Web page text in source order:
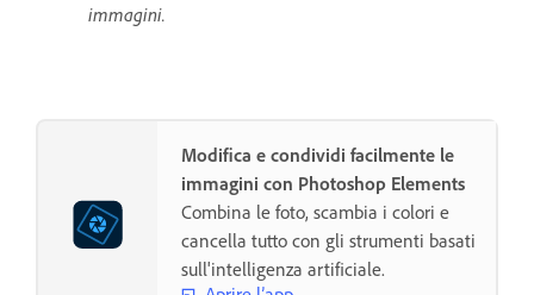
immagini.
Modifica e condividi facilmente le
immagini con Photoshop Elements
Combina le foto, scambia i colori e
cancella tutto con gli strumenti basati
sull'intelligenza artificiale.